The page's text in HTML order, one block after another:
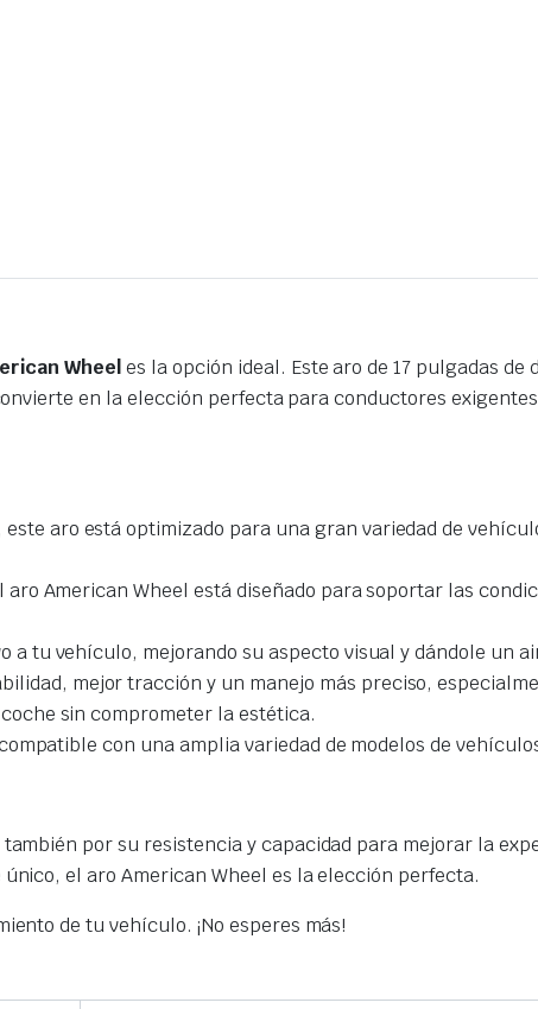
Wheeles la opción ideal. Este aro de 17 pulgadas de
en la elección perfecta para conductores
aro está optimizado para una gran variedad de
American Wheel está diseñado para soportar las
a tu vehículo, mejorando su aspecto visual y dándole un
mejor tracción y un manejo más preciso,
sin comprometer la estética.
con una amplia variedad de modelos de
por su resistencia y capacidad para mejorar la
el aro American Wheel es la elección perfecta.
de tu vehículo. ¡No esperes más!